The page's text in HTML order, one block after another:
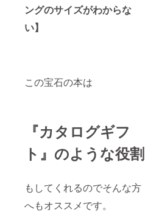
ングのサイズがわからな
い】
この宝石の本は
『カタログギフ
ト』のような役割
もしてくれるのでそんな方
へもオススメです。